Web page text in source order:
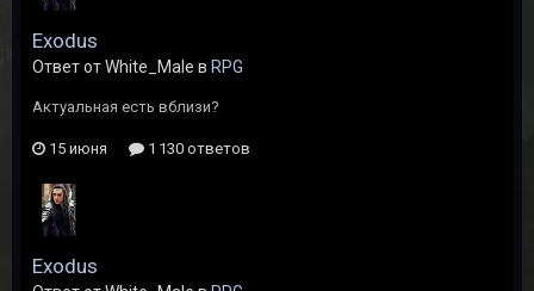
Exodus
Ответ от White_Male в RPG
Актуальная есть вблизи?
15 июня 1 130 ответов
Exodus